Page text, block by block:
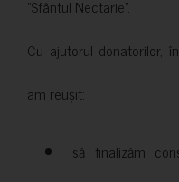
”Sfântul Nectarie”.
Cu ajutorul donatorilor,
am reușit:
să finalizăm